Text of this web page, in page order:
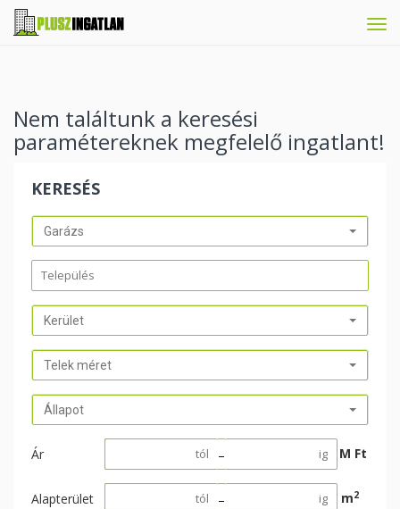
Nem találtunk a keresési
paramétereknek megfelelő ingatlant!
KERESÉS
Garázs
Kerület
Telek méret
Állapot
Ár M Ft
–
Alapterület m2
–